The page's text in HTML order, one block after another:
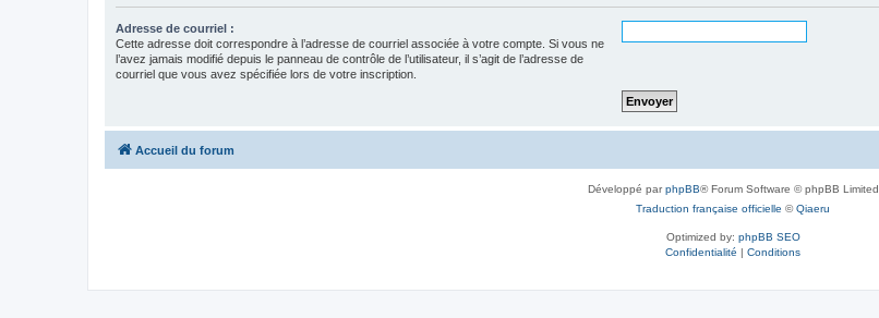
Adresse de courriel :
Cette adresse doit correspondre à l’adresse de courriel associée à votre compte. Si vous ne
l’avez jamais modifié depuis le panneau de contrôle de l’utilisateur, il s’agit de l’adresse de
courriel que vous avez spécifiée lors de votre inscription.
Accueil du forum
Développé parphpBB® Forum Software © phpBB Limited
Traduction française officielle ©Qiaeru
Optimized by: phpBB SEO
Confidentialité | Conditions